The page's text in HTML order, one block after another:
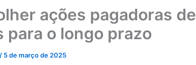
ações pagadoras de
para o longo prazo
/ 5 de março de 2025